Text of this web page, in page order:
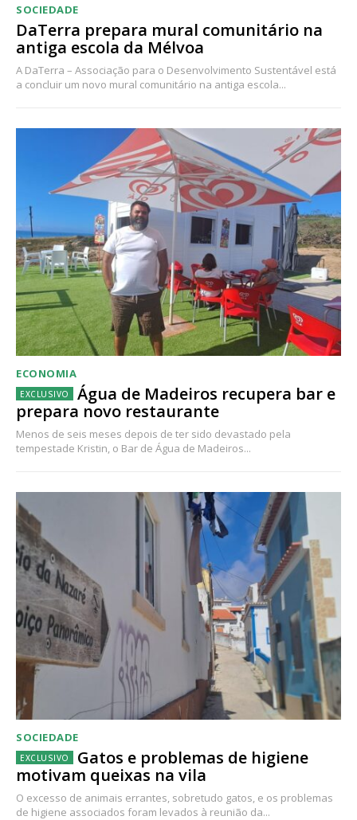
SOCIEDADE
DaTerra prepara mural comunitário na
antiga escola da Mélvoa
A DaTerra – Associação para o Desenvolvimento Sustentável está
a concluir um novo mural comunitário na antiga escola...
ECONOMIA
Água de Madeiros recupera bar e
prepara novo restaurante
Menos de seis meses depois de ter sido devastado pela
tempestade Kristin, o Bar de Água de Madeiros...
SOCIEDADE
Gatos e problemas de higiene
motivam queixas na vila
O excesso de animais errantes, sobretudo gatos, e os problemas
de higiene associados foram levados à reunião da...